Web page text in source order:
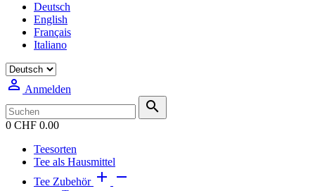
Deutsch
English
Français
Italiano
 Anmelden

0 CHF 0.00
Teesorten
Tee als Hausmittel
Tee Zubehör  